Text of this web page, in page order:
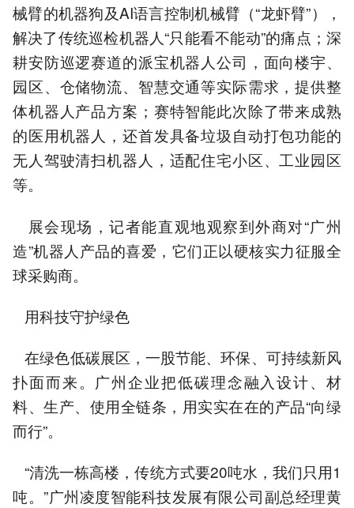
械臂的机器狗及AI语言控制机械臂（“龙虾臂”），
解决了传统巡检机器人“只能看不能动”的痛点；深
耕安防巡逻赛道的派宝机器人公司，面向楼宇、
园区、仓储物流、智慧交通等实际需求，提供整
体机器人产品方案；赛特智能此次除了带来成熟
的医用机器人，还首发具备垃圾自动打包功能的
无人驾驶清扫机器人，适配住宅小区、工业园区
等。
展会现场，记者能直观地观察到外商对“广州
造”机器人产品的喜爱，它们正以硬核实力征服全
球采购商。
用科技守护绿色
在绿色低碳展区，一股节能、环保、可持续新风
扑面而来。广州企业把低碳理念融入设计、材
料、生产、使用全链条，用实实在在的产品“向绿
而行”。
“清洗一栋高楼，传统方式要20吨水，我们只用1
吨。”广州凌度智能科技发展有限公司副总经理黄